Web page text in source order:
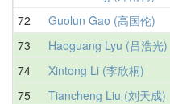
72 Guolun Gao (高国伦)
73 Haoguang Lyu (吕浩光)
74 Xintong Li (李欣桐)
75 Tiancheng Liu (刘天成)